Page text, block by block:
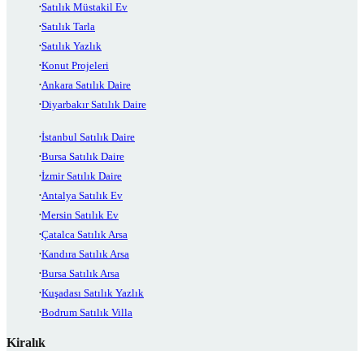
Satılık Müstakil Ev
Satılık Tarla
Satılık Yazlık
Konut Projeleri
Ankara Satılık Daire
Diyarbakır Satılık Daire
İstanbul Satılık Daire
Bursa Satılık Daire
İzmir Satılık Daire
Antalya Satılık Ev
Mersin Satılık Ev
Çatalca Satılık Arsa
Kandıra Satılık Arsa
Bursa Satılık Arsa
Kuşadası Satılık Yazlık
Bodrum Satılık Villa
Kiralık